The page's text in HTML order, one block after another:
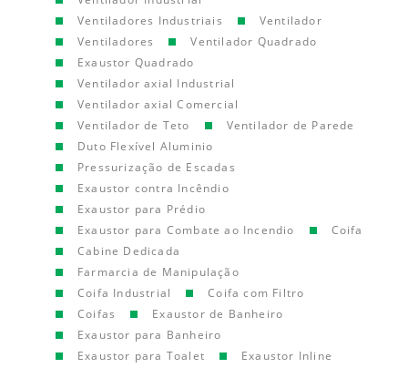
Ventiladores Industriais
Ventilador
Ventiladores
Ventilador Quadrado
Exaustor Quadrado
Ventilador axial Industrial
Ventilador axial Comercial
Ventilador de Teto
Ventilador de Parede
Duto Flexível Aluminio
Pressurização de Escadas
Exaustor contra Incêndio
Exaustor para Prédio
Exaustor para Combate ao Incendio
Coifa
Cabine Dedicada
Farmarcia de Manipulação
Coifa Industrial
Coifa com Filtro
Coifas
Exaustor de Banheiro
Exaustor para Banheiro
Exaustor para Toalet
Exaustor Inline